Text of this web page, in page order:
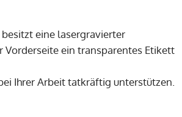
besitzt eine lasergravierter
Vorderseite ein transparentes Etikett
Ihrer Arbeit tatkräftig unterstützen.